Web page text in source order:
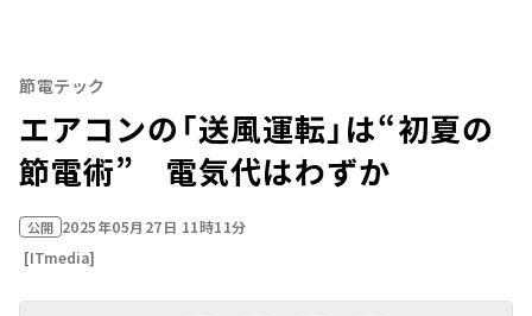
節電テック
エアコンの「送風運転」は“初夏の
節電術” 電気代はわずか
公開 2025年05月27日 11時11分
[ITmedia]